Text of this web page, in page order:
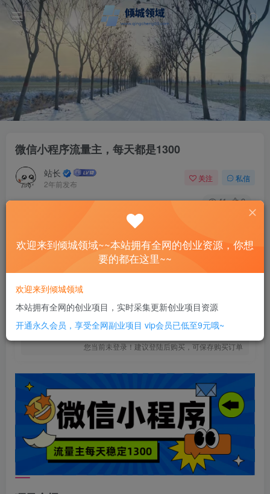
微信小程序流量主，每天都是1300
站长
2年前发布
关注 私信
41 9
此内容为付费资源，请付费后查看
6
立即购买
您当前未登录！建议登陆后购买，可保存购买订单
欢迎来到倾城领域~~本站拥有全网的创业资源，你想
要的都在这里~~
欢迎来到倾城领域
本站拥有全网的创业项目，实时采集更新创业项目资源
开通永久会员，享受全网副业项目 vip会员已低至9元哦~